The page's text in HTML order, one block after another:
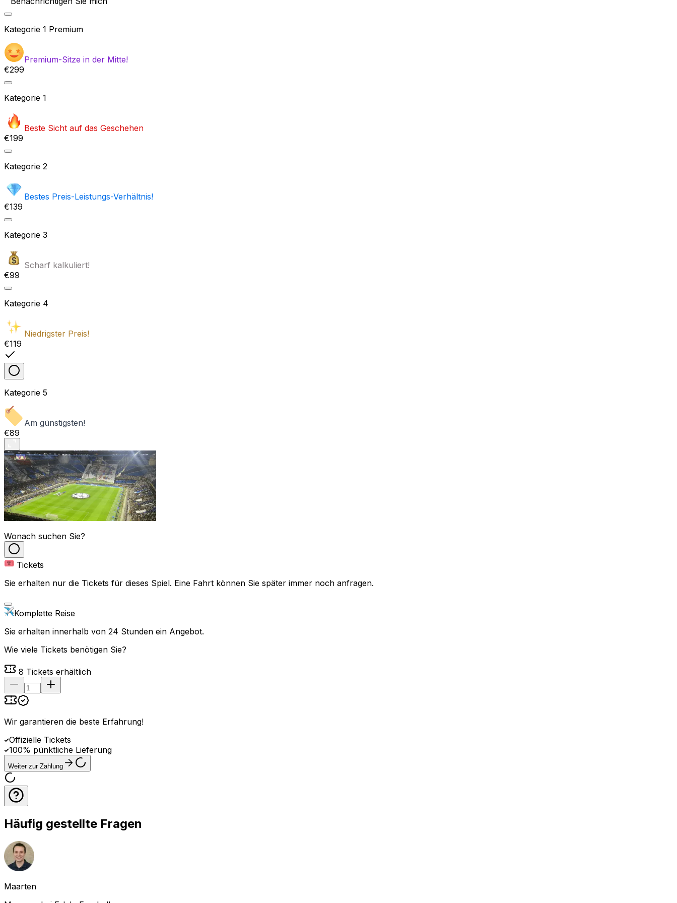
Kategorie 1 Premium
Premium-Sitze in der Mitte!
€299
Kategorie 1
Beste Sicht auf das Geschehen
€199
Kategorie 2
Bestes Preis-Leistungs-Verhältnis!
€139
Kategorie 3
Scharf kalkuliert!
€99
Kategorie 4
Niedrigster Preis!
€119
Kategorie 5
Am günstigsten!
€89
Wonach suchen Sie?
Tickets
Sie erhalten nur die Tickets für dieses Spiel. Eine Fahrt können Sie später immer noch anfragen.
Komplette Reise
Sie erhalten innerhalb von 24 Stunden ein Angebot.
Wie viele Tickets benötigen Sie?
8 Tickets erhältlich
Wir garantieren die beste Erfahrung!
Offizielle Tickets
100% pünktliche Lieferung
Weiter zur Zahlung
Häufig gestellte Fragen
Maarten